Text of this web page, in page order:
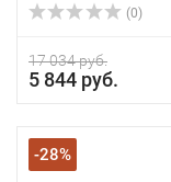
(0)
17 034 руб.
5 844 руб.
-28%